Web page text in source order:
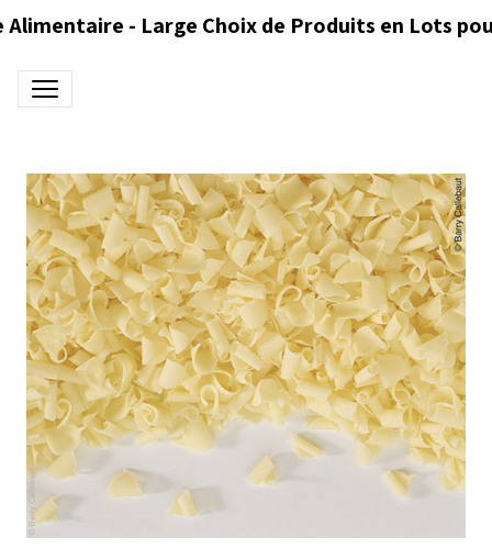
Alimentaire - Large Choix de Produits en Lots